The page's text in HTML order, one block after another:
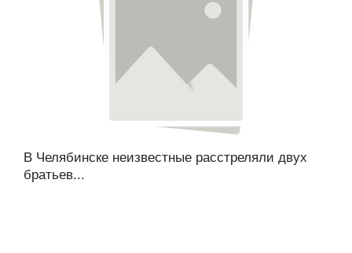
В Челябинске неизвестные расстреляли двух
братьев...